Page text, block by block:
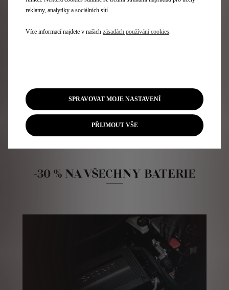
Vyberte si z rozmanité nabídky originálního
potřebám!
OBJEDNAT DO SERVISU
VYHLEDAT PRODEJCE
-30 % NA VŠECHNY BATERIE
reklamy, analytiky a sociálních sítí.
Více informací najdete v našich zásadách používání cookies
SPRAVOVAT MOJE NASTAVENÍ
PŘIJMOUT VŠE